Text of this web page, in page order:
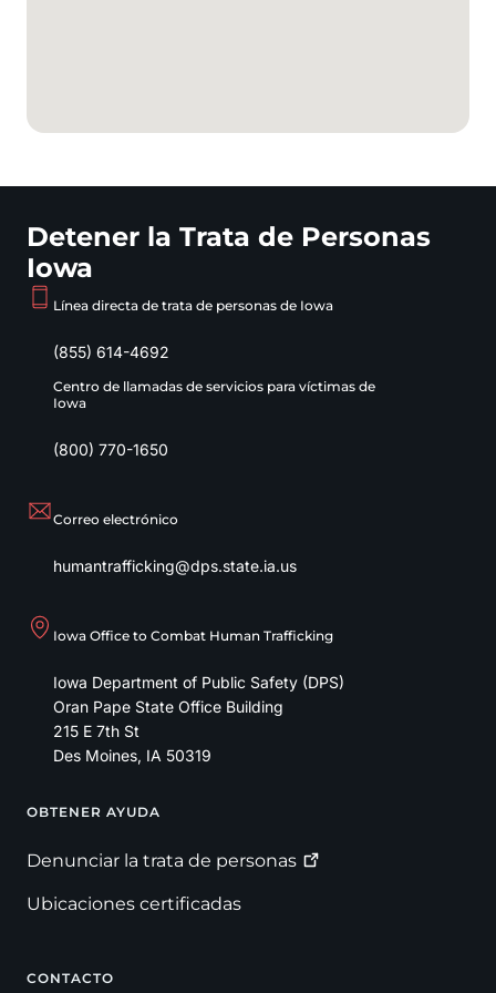
Detener la Trata de Personas
Iowa
Línea directa de trata de personas de Iowa
(855) 614-4692
Centro de llamadas de servicios para víctimas de
Iowa
(800) 770-1650
Correo electrónico
humantrafficking@dps.state.ia.us
Iowa Office to Combat Human Trafficking
Iowa Department of Public Safety (DPS)
Oran Pape State Office Building
215 E 7th St
Des Moines, IA 50319
Footer
OBTENER AYUDA
Denunciar la trata de personas
Ubicaciones certificadas
CONTACTO